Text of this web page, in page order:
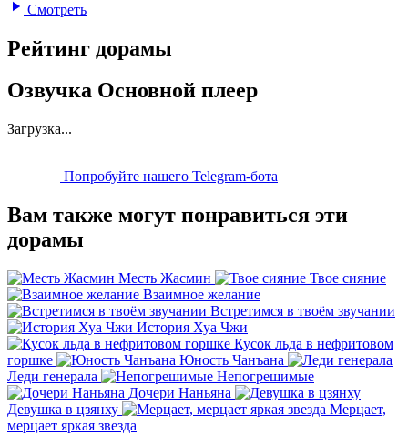
Смотреть
Рейтинг дорамы
Озвучка Основной плеер
Загрузка...
Попробуйте нашего Telegram-бота
Вам также могут понравиться эти
дорамы
Месть Жасмин
Твое сияние
Взаимное желание
Встретимся в твоём звучании
История Хуа Чжи
Кусок льда в нефритовом
горшке
Юность Чанъана
Леди генерала
Непогрешимые
Дочери Наньяна
Девушка в цзянху
Мерцает,
мерцает яркая звезда